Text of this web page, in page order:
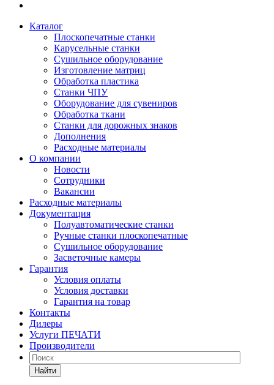
Каталог
Плоскопечатные станки
Карусельные станки
Сушильное оборудование
Изготовление матриц
Обработка пластика
Станки ЧПУ
Оборудование для сувениров
Обработка ткани
Станки для дорожных знаков
Дополнения
Расходные материалы
О компании
Новости
Сотрудники
Вакансии
Расходные материалы
Документация
Полуавтоматические станки
Ручные станки плоскопечатные
Сушильное оборудование
Засветочные камеры
Гарантия
Условия оплаты
Условия доставки
Гарантия на товар
Контакты
Дилеры
Услуги ПЕЧАТИ
Производители
Найти